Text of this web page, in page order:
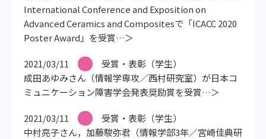
International Conference and Exposition on
Advanced Ceramics and Compositesで「ICACC 2020
Poster Award」を受賞
2021/03/11
受賞・表彰（学生）
成田あゆみさん（情報学専攻／西村研究室）が日本コ
ミュニケーション障害学会発表奨励賞を受賞
2021/03/11
受賞・表彰（学生）
中村亮子さん，加藤駿弥君（情報学部3年／宮崎佳典研